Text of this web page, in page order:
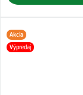
Akcia
Výpredaj